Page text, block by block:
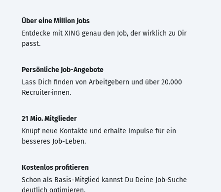
Über eine Million Jobs
Entdecke mit XING genau den Job, der wirklich zu Dir
passt.
Persönliche Job-Angebote
Lass Dich finden von Arbeitgebern und über 20.000
Recruiter·innen.
21 Mio. Mitglieder
Knüpf neue Kontakte und erhalte Impulse für ein
besseres Job-Leben.
Kostenlos profitieren
Schon als Basis-Mitglied kannst Du Deine Job-Suche
deutlich optimieren.